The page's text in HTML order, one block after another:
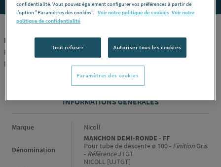
Accedez aux détails du produit
MANCHON DEMI-RONDE - FF
Pour tube de descente ø 100 -
FinitionGris -Référence
NICOLL [UJTGT]
INFORMATIONS GÉNÉRALES
Informations générales
Marque Nicoll
Dénomination
MANCHON DEMI-RONDE - FF
Pour tube de descente ø 100 - Finition Gris
- RéférenceJTGT
NICOLL [UJTGT]
confidentialité. Vous pouvez également configurer vos préférences à partir de
l’option "Paramètres des cookies”. Voir notre politique de cookies Voir notre
politique de confidentialité
Tout refuser Autoriser tous les cookies
Paramètres des cookies